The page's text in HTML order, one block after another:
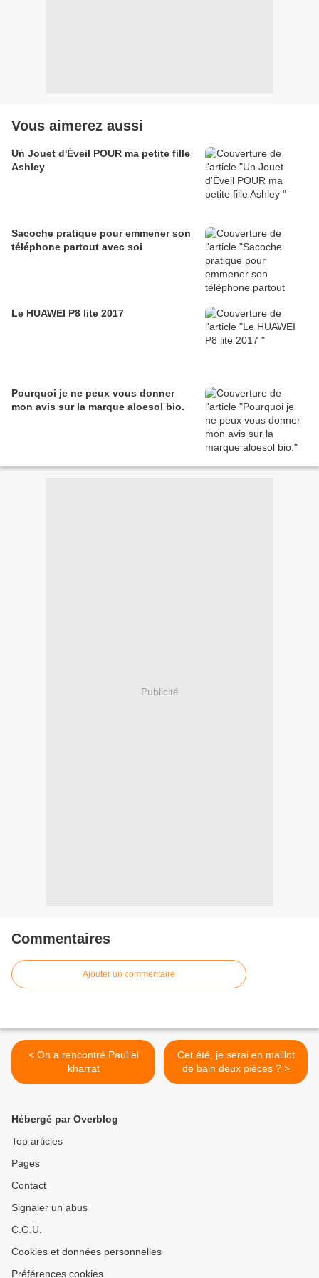
Vous aimerez aussi
Un Jouet d'Éveil POUR ma petite fille
Ashley
Sacoche pratique pour emmener son
téléphone partout avec soi
Le HUAWEI P8 lite 2017
Pourquoi je ne peux vous donner
mon avis sur la marque aloesol bio.
Publicité
Commentaires
Ajouter un commentaire
< On a rencontré Paul el
kharrat
Cet été, je serai en maillot
de bain deux pièces ? >
Hébergé par Overblog
Top articles
Pages
Contact
Signaler un abus
C.G.U.
Cookies et données personnelles
Préférences cookies